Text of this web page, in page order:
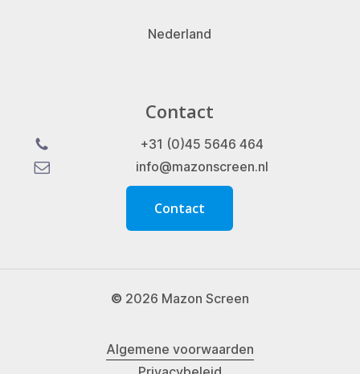
Nederland
Contact
+31 (0)45 5646 464
info@mazonscreen.nl
Contact
© 2026 Mazon Screen
Algemene voorwaarden